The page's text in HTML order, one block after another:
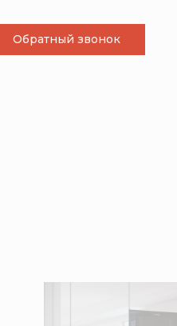
Обратный звонок